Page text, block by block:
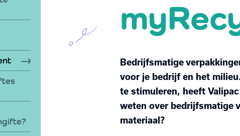
Bedrijfsmatige
voor je bedrijf en het
te stimuleren, heeft Valipac
weten over bedrijfsmatige
materiaal?